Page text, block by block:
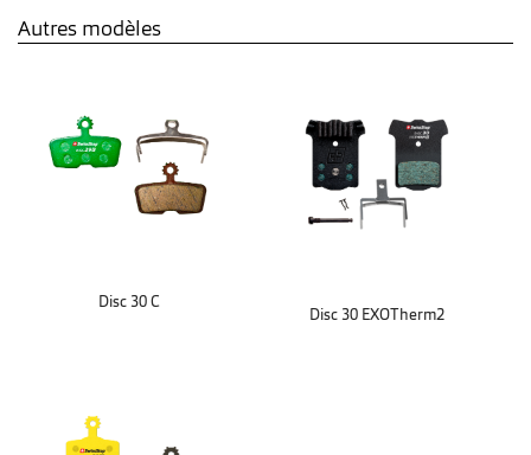
Autres modèles
Disc 30 C
Disc 30 EXOTherm2